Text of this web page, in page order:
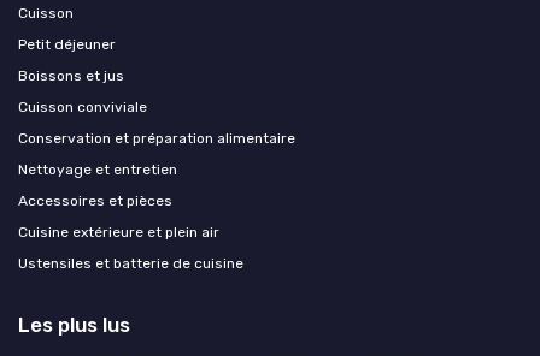
Cuisson
Petit déjeuner
Boissons et jus
Cuisson conviviale
Conservation et préparation alimentaire
Nettoyage et entretien
Accessoires et pièces
Cuisine extérieure et plein air
Ustensiles et batterie de cuisine
Les plus lus